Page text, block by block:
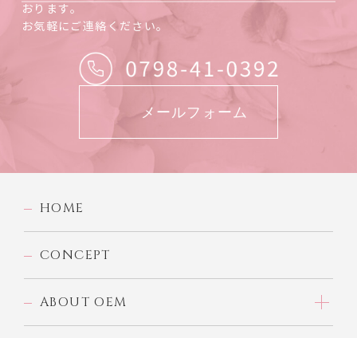
おります。
お気軽にご連絡ください。
メールフォーム
HOME
CONCEPT
ABOUT OEM